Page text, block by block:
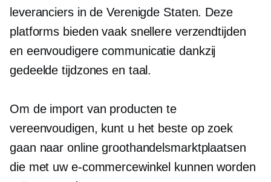
leveranciers in de Verenigde Staten. Deze
platforms bieden vaak snellere verzendtijden
en eenvoudigere communicatie dankzij
gedeelde tijdzones en taal.
Om de import van producten te
vereenvoudigen, kunt u het beste op zoek
gaan naar online groothandelsmarktplaatsen
die met uw e-commercewinkel kunnen worden